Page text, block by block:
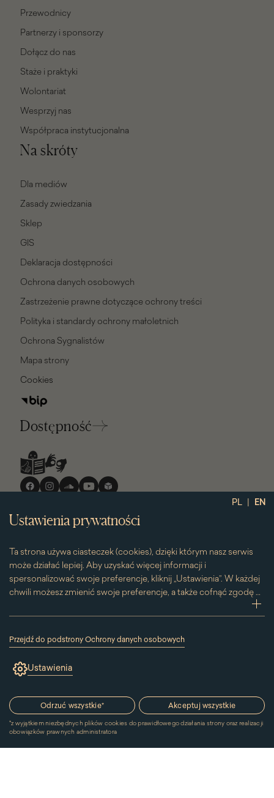
PL | EN
Ustawienia prywatności
Ta strona używa ciasteczek (cookies), dzięki którym nasz serwis
może działać lepiej. Aby uzyskać więcej informacji i
spersonalizować swoje preferencje, kliknij „Ustawienia”. W każdej
chwili możesz zmienić swoje preferencje, a także cofnąć zgodę na
używanie plików cookie. Możesz to zrobić, klikając na podstronę
„Cookies” znajdującą się w stopce.
Przesuwając suwak w prawą stronę aktywujesz zgodę na
konkretne ciasteczko. Przesuwając suwak w lewą stronę
wyłączasz taką zgodę.
Przejdź do podstrony Ochrony danych osobowych
(link
się
oknie)
Ustawienia
Odrzuć wszystkie*
*z wyjątkiem niezbędnych plików cookies do prawidłowego działania strony oraz realizacji
obowiązków prawnych administratora
Akceptuj wszystkie
Przewodnicy
Partnerzy i sponsorzy
Dołącz do nas
Staże i praktyki
Wolontariat
Wesprzyj nas
Współpraca instytucjonalna
Na skróty
Dla mediów
Zasady zwiedzania
Sklep
GIS
Deklaracja dostępności
Ochrona danych osobowych
Zastrzeżenie prawne dotyczące ochrony treści
Polityka i standardy ochrony małoletnich
Ochrona Sygnalistów
Mapa strony
Cookies
Dostępność
Media
społecznościowe